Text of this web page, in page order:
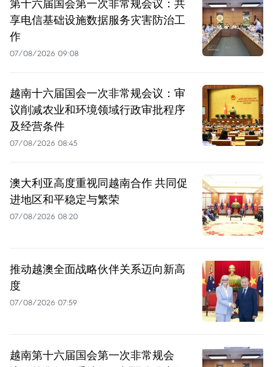
第十六届国会第一次非常规会议：共
享电信基础设施数据服务灾害防治工
作
07/08/2026 09:08
越南十六届国会一次非常规会议：审
议削减农业和环境领域行政审批程序
及经营条件
07/08/2026 08:45
澳大利亚高度重视同越南合作 共同促
进地区和平稳定与繁荣
07/08/2026 08:20
推动越澳全面战略伙伴关系迈向新高
度
07/08/2026 07:59
越南第十六届国会第一次非常规会